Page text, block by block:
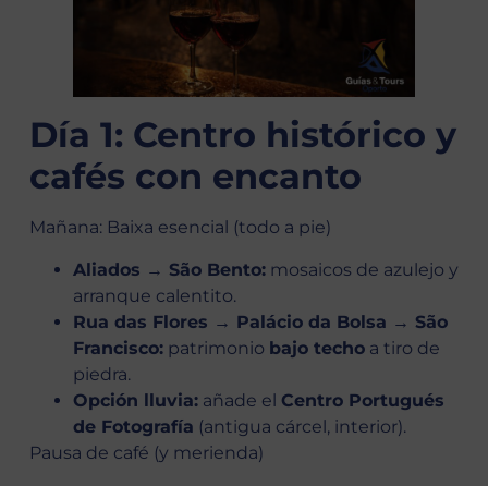
Día 1: Centro histórico y
cafés con encanto
Mañana: Baixa esencial (todo a pie)
Aliados → São Bento:mosaicos de azulejo y
arranque calentito.
Rua das Flores → Palácio da Bolsa → São
Francisco:patrimonio bajo techoa tiro de
piedra.
Opción lluvia:añade el Centro Portugués
de Fotografía (antigua cárcel, interior).
Pausa de café (y merienda)